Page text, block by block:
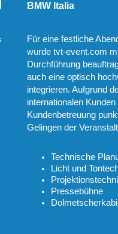
BMW Italia
Für eine festliche
wurde tvt-event.com
Durchführung
auch eine optisch
integrieren. Aufgrund
internationalen
Kundenbetreuung
Gelingen der
Technische
Licht und
Pressebühne